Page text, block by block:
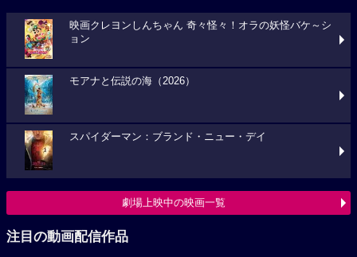
映画クレヨンしんちゃん 奇々怪々！オラの妖怪バケ～シ
ョン
モアナと伝説の海（2026）
スパイダーマン：ブランド・ニュー・デイ
劇場上映中の映画一覧
注目の動画配信作品